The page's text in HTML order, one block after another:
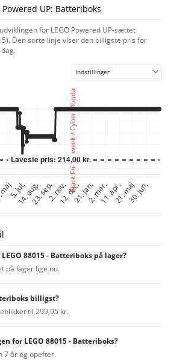
UP: Batteriboks
for LEGO Powered UP-sættet
Den sorte linje viser den billigste pris for
Indstillinger
88015 - Batteriboks på lager?
på lager lige nu.
billigst?
til 299,95 kr.
for LEGO 88015 - Batteriboks?
7 år og opefter.